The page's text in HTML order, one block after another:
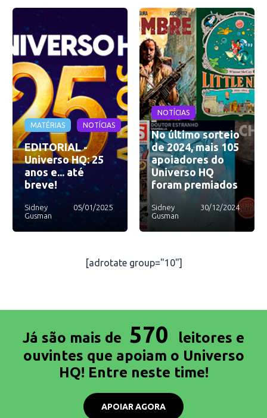
MATÉRIAS NOTÍCIAS
EDITORIAL -
Universo HQ: 25
anos e... até
breve!
Sidney
Gusman
05/01/2025
NOTÍCIAS
No último sorteio
de 2024, mais 105
apoiadores do
Universo HQ
foram premiados
Sidney
Gusman
30/12/2024
[adrotate group="10"]
Já são mais de 570
leitores e
ouvintes que apoiam o Universo
HQ! Entre neste time!
APOIAR AGORA